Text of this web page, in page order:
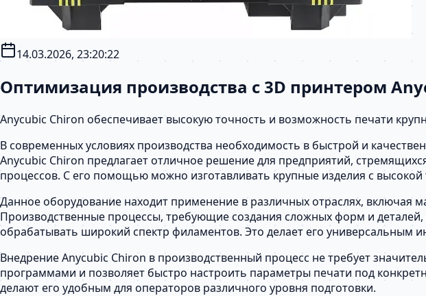
14.03.2026, 23:20:22
Оптимизация производства с 3D принтером
Anycubic Chiron обеспечивает высокую точность и возможность печати
В современных условиях производства необходимость в быстрой и
Anycubic Chiron предлагает отличное решение для предприятий,
процессов. С его помощью можно изготавливать крупные изделия с
Данное оборудование находит применение в различных отраслях, включая
Производственные процессы, требующие создания сложных форм и
обрабатывать широкий спектр филаментов. Это делает его универсальным
Внедрение Anycubic Chiron в производственный процесс не требует
программами и позволяет быстро настроить параметры печати под
делают его удобным для операторов различного уровня подготовки.